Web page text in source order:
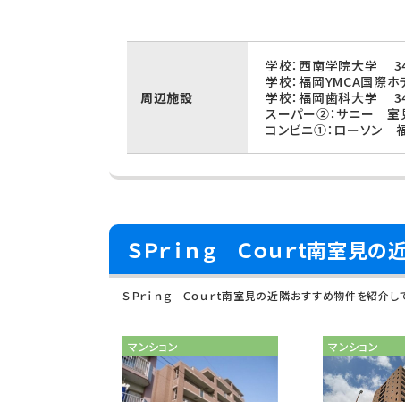
周辺施設
学校：西南学院大学
学校：福岡YMCA国際
学校：福岡歯科大学
スーパー②：サニー
コンビニ①：ローソン
ＳＰｒｉｎｇ Ｃｏｕｒt南室見
ＳＰｒｉｎｇ Ｃｏｕｒt南室見の近隣おすすめ物件を紹介し
マンション マンション